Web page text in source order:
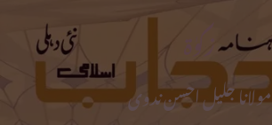
زکوٰۃ
مولانا جلیل احسن ندوی